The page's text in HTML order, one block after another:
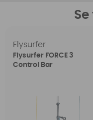
Flysurfer
Flysurfer FORCE 3
Control Bar